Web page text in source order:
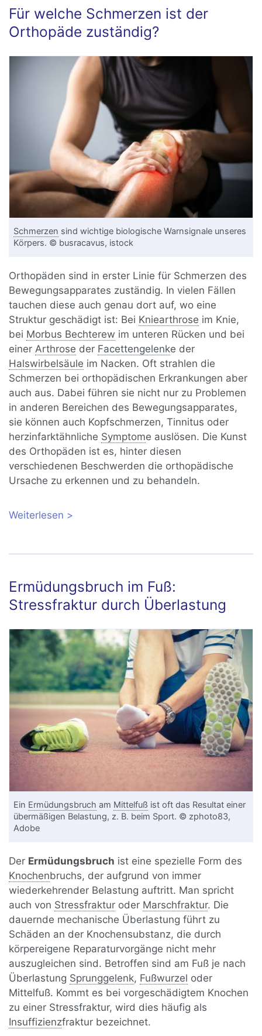
Für welche Schmerzen ist der
Orthopäde zuständig?
Schmerzen sind wichtige biologische Warnsignale unseres
Körpers. © busracavus, istock
Orthopäden sind in erster Linie für Schmerzen des
Bewegungsapparates zuständig. In vielen Fällen
tauchen diese auch genau dort auf, wo eine
Struktur geschädigt ist: Bei Kniearthrose im Knie,
bei Morbus Bechterew im unteren Rücken und bei
einerArthrose der Facettengelenke der
Halswirbelsäule im Nacken. Oft strahlen die
Schmerzen bei orthopädischen Erkrankungen aber
auch aus. Dabei führen sie nicht nur zu Problemen
in anderen Bereichen des Bewegungsapparates,
sie können auch Kopfschmerzen, Tinnitus oder
herzinfarktähnliche Symptome auslösen. Die Kunst
des Orthopäden ist es, hinter diesen
verschiedenen Beschwerden die orthopädische
Ursache zu erkennen und zu behandeln.
Weiterlesen über Für welche Schmerzen ist der
Ermüdungsbruch im Fuß:
Stressfraktur durch Überlastung
Ein Ermüdungsbruch am Mittelfuß ist oft das Resultat einer
übermäßigen Belastung, z. B. beim Sport. © zphoto83,
Adobe
Der Ermüdungsbruch ist eine spezielle Form des
Knochenbruchs, der aufgrund von immer
wiederkehrender Belastung auftritt. Man spricht
auch von Stressfraktur oder Marschfraktur. Die
dauernde mechanische Überlastung führt zu
Schäden an der Knochensubstanz, die durch
körpereigene Reparaturvorgänge nicht mehr
auszugleichen sind. Betroffen sind am Fuß je nach
Überlastung Sprunggelenk, Fußwurzel oder
Mittelfuß. Kommt es bei vorgeschädigtem Knochen
zu einer Stressfraktur, wird dies häufig als
Insuffizienzfraktur bezeichnet.